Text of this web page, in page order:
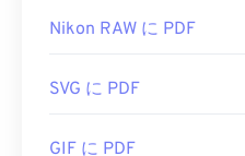
Nikon RAW に PDF
SVG に PDF
GIF に PDF